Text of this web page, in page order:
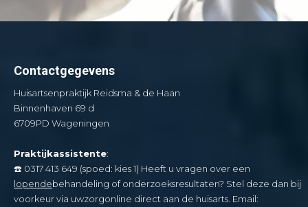
Contactgegevens
Huisartsenpraktijk Reidsma & de Haan
Binnenhaven 69 d
6709PD Wageningen
Praktijkassistente:
☎️ 0317 413 649 (spoed: kies 1) Heeft u vragen over een
lopendebehandeling of onderzoeksresultaten? Stel deze dan bij
voorkeur via uwzorgonline direct aan de huisarts. Email: